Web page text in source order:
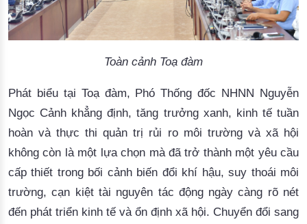
Toàn cảnh Toạ đàm
Phát biểu tại Toạ đàm, Phó Thống đốc NHNN Nguyễn
Ngọc Cảnh khẳng định,tăng trưởng xanh, kinh tế tuần
hoàn và thực thi quản trị rủi ro môi trường và xã hội
không còn là một lựa chọn mà đã trở thành một yêu cầu
cấp thiết trong bối cảnh biến đổi khí hậu, suy thoái môi
trường, cạn kiệt tài nguyên tác động ngày càng rõ nét
đến phát triển kinh tế và ổn định xã hội. Chuyển đổi sang